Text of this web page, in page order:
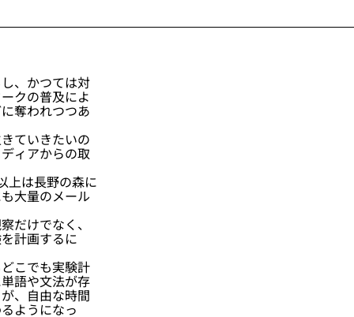
、かつては対
クの普及によ
奪われつつあ
ていきたいの
ィアからの取
上は長野の森に
大量のメール
だけでなく、
計画するに
こでも実験計
語や文法が存
、自由な時間
ようになっ